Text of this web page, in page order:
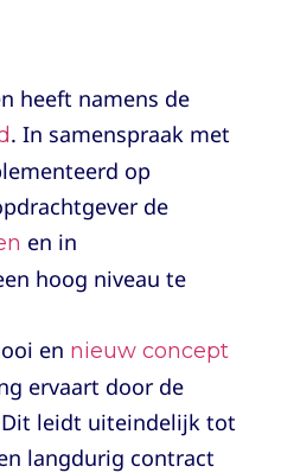
heeft namens de
. In samenspraak met
op
de
en in
hoog niveau te
en nieuw concept
ervaart door de
leidt uiteindelijk tot
langdurig contract